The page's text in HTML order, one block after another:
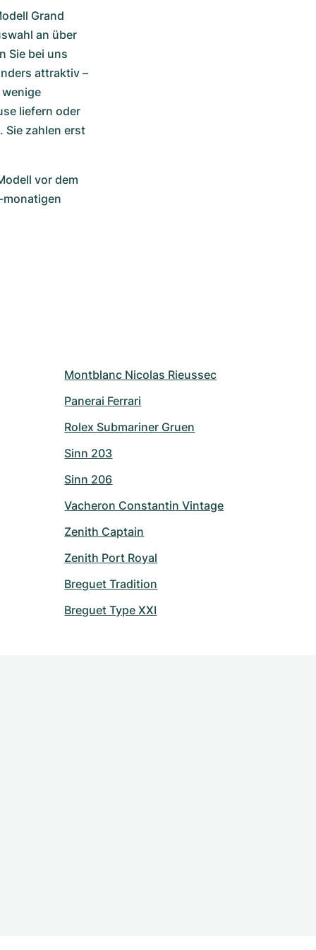
Grand
an über
Sie bei uns
attraktiv –
wenige
liefern oder
Sie zahlen erst
vor dem
Montblanc Nicolas Rieussec
Panerai Ferrari
Rolex Submariner Gruen
Sinn 203
Sinn 206
Vacheron Constantin Vintage
Zenith Captain
Zenith Port Royal
Breguet Tradition
Breguet Type XXI